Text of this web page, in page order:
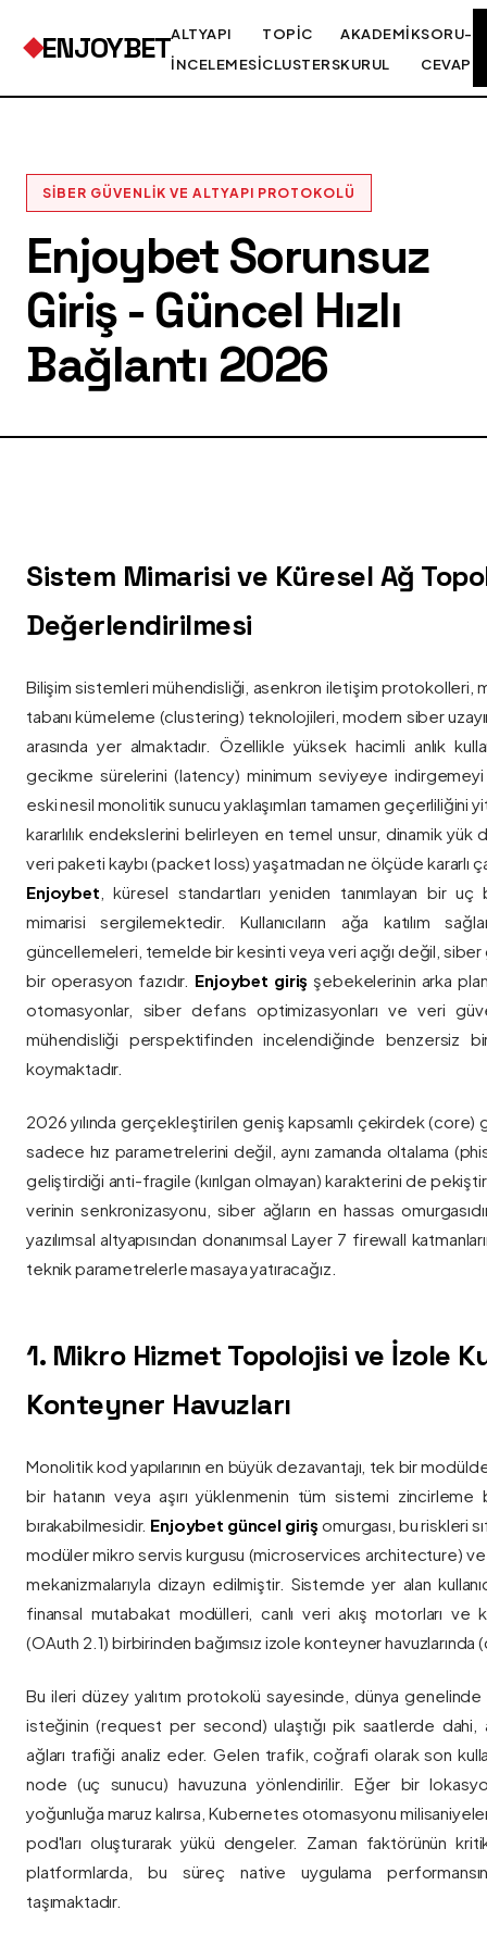
ENJOYBETALTYAPI
İNCELEMESI
TOPIC
CLUSTERS
AKADEMIK
KURUL
SORU-
CEVAP
SIBER GÜVENLIK VE ALTYAPI PROTOKOLÜ
Enjoybet Sorunsuz
Giriş - Güncel Hızlı
Bağlantı 2026
Sistem Mimarisi ve Küresel Ağ
Değerlendirilmesi
Bilişim sistemleri mühendisliği, asenkron iletişim protokolleri,
tabanı kümeleme (clustering) teknolojileri, modern siber
arasında yer almaktadır. Özellikle yüksek hacimli anlık
gecikme sürelerini (latency) minimum seviyeye
eski nesil monolitik sunucu yaklaşımları tamamen geçerliliğini
kararlılık endekslerini belirleyen en temel unsur, dinamik yük
veri paketi kaybı (packet loss) yaşatmadan ne ölçüde kararlı
Enjoybet , küresel standartları yeniden tanımlayan bir
mimarisi sergilemektedir. Kullanıcıların ağa katılım
güncellemeleri, temelde bir kesinti veya veri açığı değil, siber
bir operasyon fazıdır. Enjoybet giriş şebekelerinin arka
otomasyonlar, siber defans optimizasyonları ve veri
mühendisliği perspektifinden incelendiğinde benzersiz
koymaktadır.
2026 yılında gerçekleştirilen geniş kapsamlı çekirdek
sadece hız parametrelerini değil, aynı zamanda oltalama
geliştirdiği anti-fragile (kırılgan olmayan) karakterini de
verinin senkronizasyonu, siber ağların en hassas
yazılımsal altyapısından donanımsal Layer 7 firewall
teknik parametrelerle masaya yatıracağız.
1. Mikro Hizmet Topolojisi ve İzole
Konteyner Havuzları
Monolitik kod yapılarının en büyük dezavantajı, tek bir
bir hatanın veya aşırı yüklenmenin tüm sistemi zincirleme
bırakabilmesidir. Enjoybet güncel giriş omurgası, bu riskleri
modüler mikro servis kurgusu (microservices architecture)
mekanizmalarıyla dizayn edilmiştir. Sistemde yer alan
finansal mutabakat modülleri, canlı veri akış motorları ve
(OAuth 2.1) birbirinden bağımsız izole konteyner havuzlarında
Bu ileri düzey yalıtım protokolü sayesinde, dünya genelinde
isteğinin (request per second) ulaştığı pik saatlerde dahi,
ağları trafiği analiz eder. Gelen trafik, coğrafi olarak son
node (uç sunucu) havuzuna yönlendirilir. Eğer bir
yoğunluğa maruz kalırsa, Kubernetes otomasyonu
pod'ları oluşturarak yükü dengeler. Zaman faktörünün
platformlarda, bu süreç native uygulama
taşımaktadır.